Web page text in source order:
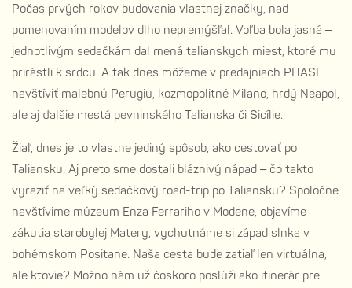
Počas prvých rokov budovania vlastnej značky, nad
pomenovaním modelov dlho nepremýšľal. Voľba bola jasná –
jednotlivým sedačkám dal mená talianskych miest, ktoré mu
prirástli k srdcu. A tak dnes môžeme v predajniach PHASE
navštíviť malebnú Perugiu, kozmopolitné Milano, hrdý Neapol,
ale aj ďalšie mestá pevninského Talianska či Sicílie.
Žiaľ, dnes je to vlastne jediný spôsob, ako cestovať po
Taliansku. Aj preto sme dostali bláznivý nápad – čo takto
vyraziť na veľký sedačkový road-trip po Taliansku? Spoločne
navštívime múzeum Enza Ferrariho v Modene, objavíme
zákutia starobylej Matery, vychutnáme si západ slnka v
bohémskom Positane. Naša cesta bude zatiaľ len virtuálna,
ale ktovie? Možno nám už čoskoro poslúži ako itinerár pre